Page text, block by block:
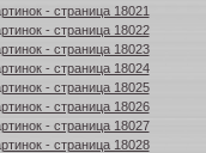
- страница 18021
- страница 18022
- страница 18023
- страница 18024
- страница 18025
- страница 18026
- страница 18027
- страница 18028